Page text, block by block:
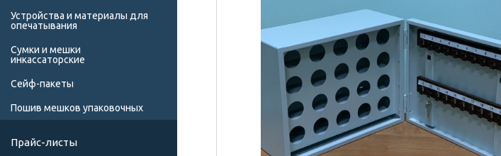
Устройства и материалы для
опечатывания
Сумки и мешки
инкассаторские
Сейф-пакеты
Пошив мешков упаковочных
Прайс-листы